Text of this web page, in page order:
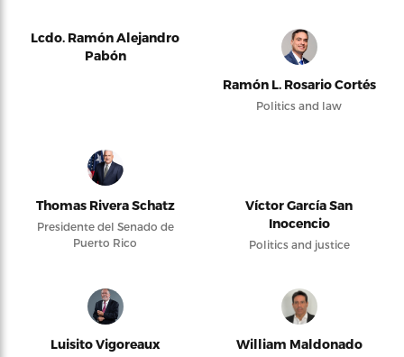
Lcdo. Ramón Alejandro
Pabón
Ramón L. Rosario Cortés
Politics and law
Thomas Rivera Schatz
Presidente del Senado de
Puerto Rico
Víctor García San
Inocencio
Politics and justice
Luisito Vigoreaux William Maldonado